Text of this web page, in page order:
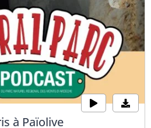
à Païolive